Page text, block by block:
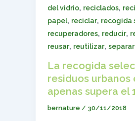
del vidrio, reciclados,
papel, reciclar, recogida
recuperadores, reducir,
reusar, reutilizar, separar
La recogida
residuos urbanos
apenas supera el
bernature / 30/11/2018